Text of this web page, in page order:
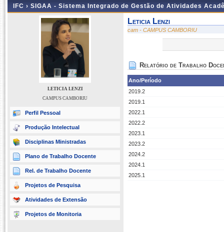
IFC › SIGAA - Sistema Integrado de Gestão de Atividades
LETICIA LENZI
CAMPUS CAMBORIU
Perfil Pessoal
Produção Intelectual
Disciplinas Ministradas
Plano de Trabalho Docente
Rel. de Trabalho Docente
Projetos de Pesquisa
Atividades de Extensão
Projetos de Monitoria
Leticia Lenzi
cam - CAMPUS CAMBORIU
Relatório de Trabalho
Ano/Período
2019.2
2019.1
2022.1
2022.2
2023.1
2023.2
2024.2
2024.1
2025.1